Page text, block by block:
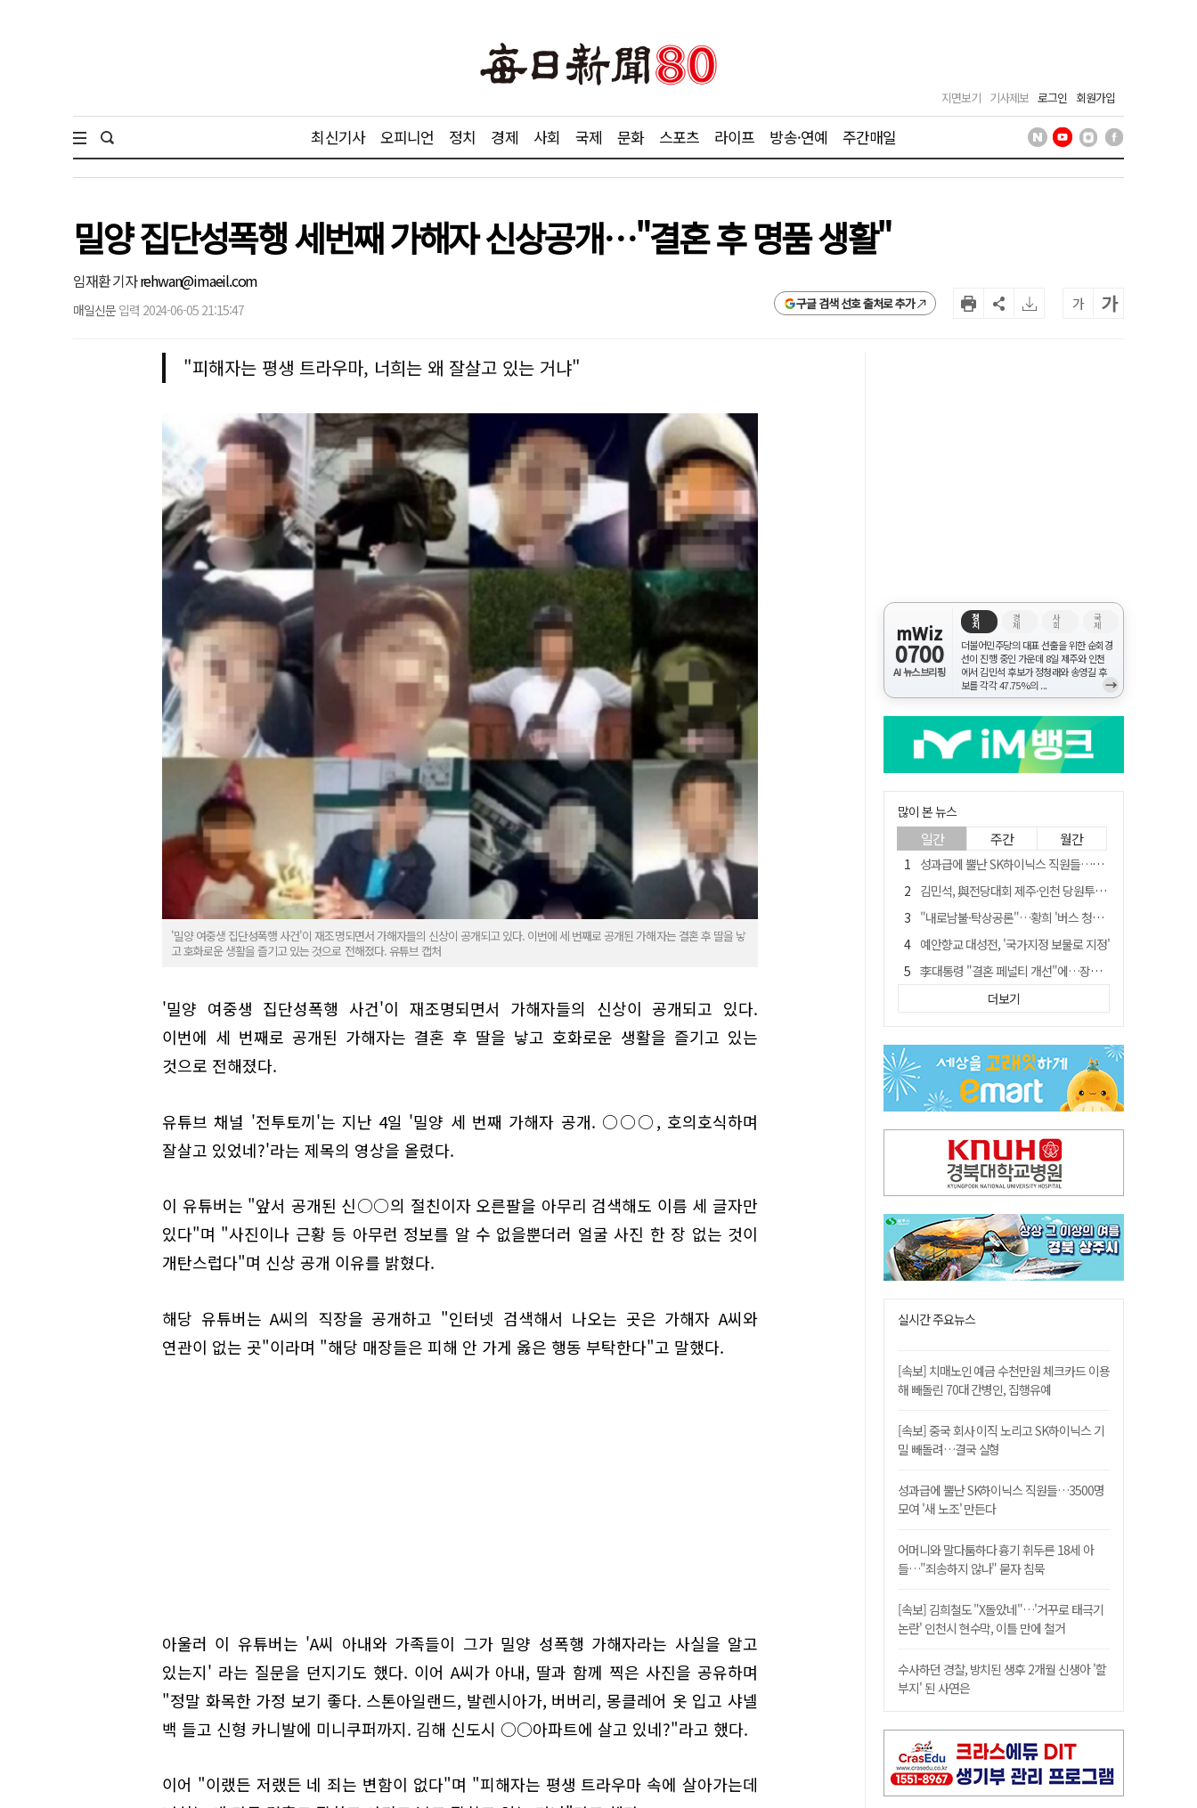
지면보기 기사제보 로그인 회원가입
최신기사 오피니언 정치 경제 사회 국제 문화 스포츠 라이프 방송·연예 주간매일
밀양 집단성폭행 세번째 가해자 신상공개…"결혼 후 명품 생활"
임재환 기자rehwan@imaeil.com
매일신문 입력 2024-06-05 21:15:47 구글 검색 선호 출처로 추가 가 가
"피해자는 평생 트라우마, 너희는 왜 잘살고 있는 거냐"
'밀양 여중생 집단성폭행 사건'이 재조명되면서 가해자들의 신상이 공개되고 있다. 이번에 세 번째로 공개된 가해자는 결혼 후 딸을 낳
고 호화로운 생활을 즐기고 있는 것으로 전해졌다. 유튜브 캡처
'밀양 여중생 집단성폭행 사건'이 재조명되면서 가해자들의 신상이 공개되고 있다.
이번에 세 번째로 공개된 가해자는 결혼 후 딸을 낳고 호화로운 생활을 즐기고 있는
것으로 전해졌다.
유튜브 채널 '전투토끼'는 지난 4일 '밀양 세 번째 가해자 공개. ○○○, 호의호식하며
잘살고 있었네?'라는 제목의 영상을 올렸다.
이 유튜버는 "앞서 공개된 신○○의 절친이자 오른팔을 아무리 검색해도 이름 세 글자만
있다"며 "사진이나 근황 등 아무런 정보를 알 수 없을뿐더러 얼굴 사진 한 장 없는 것이
개탄스럽다"며 신상 공개 이유를 밝혔다.
해당 유튜버는 A씨의 직장을 공개하고 "인터넷 검색해서 나오는 곳은 가해자 A씨와
연관이 없는 곳"이라며 "해당 매장들은 피해 안 가게 옳은 행동 부탁한다"고 말했다.
아울러 이 유튜버는 'A씨 아내와 가족들이 그가 밀양 성폭행 가해자라는 사실을 알고
있는지' 라는 질문을 던지기도 했다. 이어 A씨가 아내, 딸과 함께 찍은 사진을 공유하며
"정말 화목한 가정 보기 좋다. 스톤아일랜드, 발렌시아가, 버버리, 몽클레어 옷 입고 샤넬
백 들고 신형 카니발에 미니쿠퍼까지. 김해 신도시 ○○아파트에 살고 있네?"라고 했다.
이어 "이랬든 저랬든 네 죄는 변함이 없다"며 "피해자는 평생 트라우마 속에 살아가는데
mWiz
0700
AI 뉴스브리핑
정
치
경
제
사
회
국
제
더불어민주당의 대표 선출을 위한 순회경
선이 진행 중인 가운데 8일 제주와 인천
에서 김민석 후보가 정청래와 송영길 후
보를 각각 47.75%의 ...
→
많이 본 뉴스
일간 주간 월간
성과급에 뿔난 SK하이닉스 직원들…3500명 모여 '새 노조' 만든다
김민석, 與전당대회 제주·인천 당원투표서 승리…누적 득표는 '초박빙'
"내로남불·탁상공론"…황희 '버스 청년주택' 제안에 與 내부서도 쓴소리
예안향교 대성전, '국가지정 보물로 지정'
李대통령 "결혼 페널티 개선"에…장동혁 "그 페널티 만든 게 이 정권"
블룸버그 "SK하이닉스, 中 패키징공장 지분매각 등 검토"
트럼프 만난 손현보 목사…"현재 자유대한민국 여러 면에서 어려움"
"아버지 외출한 사이"…흉기로 40대母 살해한 고교 자퇴생, 구속 기로에
서울 면목동서 60대 남성 2명 흉기에 숨져…지인 관계로 추정
더보기
실시간 주요뉴스
[속보] 치매노인 예금 수천만원 체크카드 이용
해 빼돌린 70대 간병인, 집행유예
[속보] 중국 회사 이직 노리고 SK하이닉스 기
밀 빼돌려…결국 실형
성과급에 뿔난 SK하이닉스 직원들…3500명
모여 '새 노조' 만든다
어머니와 말다툼하다 흉기 휘두른 18세 아
들…"죄송하지 않나" 묻자 침묵
[속보] 김희철도 "X돌았네"…'거꾸로 태극기
논란' 인천시 현수막, 이틀 만에 철거
수사하던 경찰, 방치된 생후 2개월 신생아 '할
부지' 된 사연은